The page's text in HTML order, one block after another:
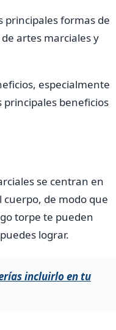
principales formas de
artes marciales y
especialmente
principales beneficios
se centran en
de modo que
torpe te pueden
lograr.
incluirlo en tu